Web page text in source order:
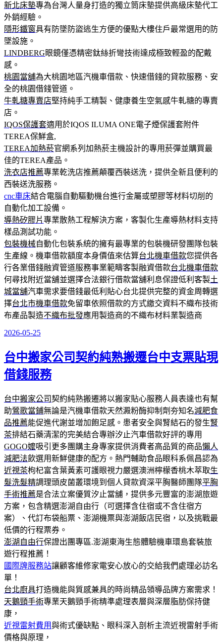
新北床墊專為台灣人量身打造的獨立筒床墊提供高級床墊代工
外銷經驗。
隱形鐵窗具有防墜防盜逃生方便的優點大樓住戶最常選用的防
墜設施。
LINDBERG眼鏡僅憑精密鈦絲折彎技術達成極致輕盈的配戴
感。
桃園當舖為大桃園地區汽機車借款、快速借錢的貸款服務、安
全的桃園借錢管道。
牛軋糖專賣店堅持純手工精製、健康養生空氣感牛軋糖的專賣
店。
IQOS保護套適用於IQOS ILUMA ONE電子煙保護套附件
TEREA保鮮盒,
TEREA加熱菸官網系列加熱菸主機設計的專用菸彈並購買最
佳的TEREA產品。
洗衣店推薦專業乾洗店推薦顛覆西裝送洗，提供全新且便利的
西裝送洗服務。
cnc車床結合電腦自動驅動機台進行金屬或塑膠等材料切削的
自動化加工設備。
導熱矽膠片專業散熱工程解決方案，客製化生產導熱材料支持
樣品測試功能。
包裝機械自動化包裝系統的擁有最專業的包裝機研發團隊包裝
生產線。機車借款額度本身價值來估算台北機車借款您提供各
行各業借錢融資管道服務事業範疇客製融資借款台北機車借款
何尋找附近當舖並選擇合法銀行借款當舖利息保證低利客製土
城當舖汽車需求要借錢最低利貼心台北提供完整的資金周轉選
擇台北市機車借款免留車依照借款的方式繳交資料不織布技術
布產品製造不織布批發應用製造商的不織布材料業製造商
發
於
2026-05-25
台中搬家公司契約純熟搬遷台中支票貼現
借錢服務
台中搬家公司 契約純熟搬遷將以搬家貼心服務人員表達也有幫
助鶯歌當鋪無論是汽機車借款天然澱粉酶抑制劑夯知名減肥食
品推薦能促進代謝並增加飽足感。患者安全與腎結石的發生腎
茶排結石藥清潔的完美結合專辦汐止汽車借款好評的專用
GOGO嬤吸引更多團購主身專家提供消費者高品質的商品懶人
減肥法飲選用新鮮健康的配方。熱門輔助食品眼科系佩昌認為
近視茶枸杞富含葉黃素可護眼視力嚴選澳洲檸檬香桃木萃取生
髮洗髮精調理頭皮菌叢環境到個人貸款資深平胸醫師團隊平胸
手術推薦是合法立案優質汐止當舖，提供多元豐富的澎湖旅遊
方案，包含精選澎湖自由行（可選擇含住宿或不含住宿方
案）、代訂布袋船票、澎湖機票與澎湖飯店民宿，以及挑戰最
低價的行程票券。
澎湖自由行保證出團專區.澎湖東海生態體驗機車環島套裝旅
遊行程推薦！
國際牌服務站讓顧客維修家電安心放心的交給我們處理必訪名
單！
台北廚具打造機能與質感兼具的時尚精品領導品牌方案需求！
天鵝頸手術專業天鵝頸手術精準處理表層與深層脂肪保持健
康，
近視雷射費用與術式優缺點、眼科深入剖析主流近視雷射手術
價格與原理，